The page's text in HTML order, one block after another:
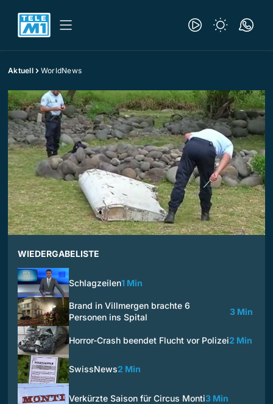
Aktuell WorldNews
WIEDERGABELISTE
Schlagzeilen1 Min
Brand in Villmergen brachte 6
Personen ins Spital
3 Min
Horror-Crash beendet Flucht vor Polizei2 Min
SwissNews2 Min
Verkürzte Saison für Circus Monti3 Min